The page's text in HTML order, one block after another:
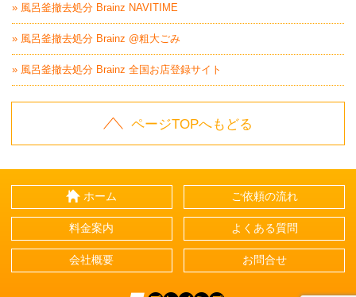
» 風呂釜撤去処分 Brainz NAVITIME
» 風呂釜撤去処分 Brainz @粗大ごみ
» 風呂釜撤去処分 Brainz 全国お店登録サイト
ページTOPへもどる
ホーム ご依頼の流れ
料金案内 よくある質問
会社概要 お問合せ